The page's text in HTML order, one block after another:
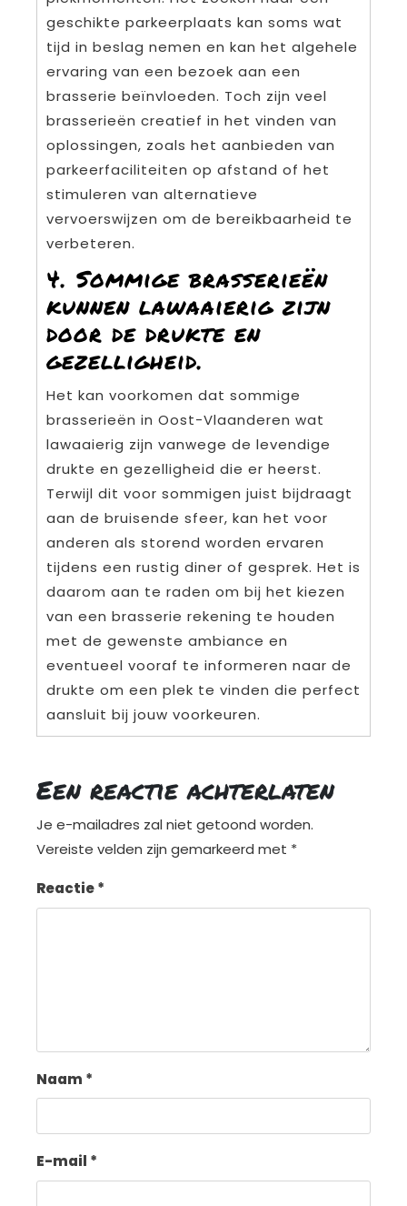
geschikte parkeerplaats kan soms wat
tijd in beslag nemen en kan het algehele
ervaring van een bezoek aan een
brasserie beïnvloeden. Toch zijn veel
brasserieën creatief in het vinden van
oplossingen, zoals het aanbieden van
parkeerfaciliteiten op afstand of het
stimuleren van alternatieve
vervoerswijzen om de bereikbaarheid te
verbeteren.
4. Sommige brasserieën
kunnen lawaaierig zijn
door de drukte en
gezelligheid.
Het kan voorkomen dat sommige
brasserieën in Oost-Vlaanderen wat
lawaaierig zijn vanwege de levendige
drukte en gezelligheid die er heerst.
Terwijl dit voor sommigen juist bijdraagt
aan de bruisende sfeer, kan het voor
anderen als storend worden ervaren
tijdens een rustig diner of gesprek. Het is
daarom aan te raden om bij het kiezen
van een brasserie rekening te houden
met de gewenste ambiance en
eventueel vooraf te informeren naar de
drukte om een plek te vinden die perfect
aansluit bij jouw voorkeuren.
Een reactie achterlaten
Je e-mailadres zal niet getoond worden.
Vereiste velden zijn gemarkeerd met *
Reactie*
Naam *
E-mail *